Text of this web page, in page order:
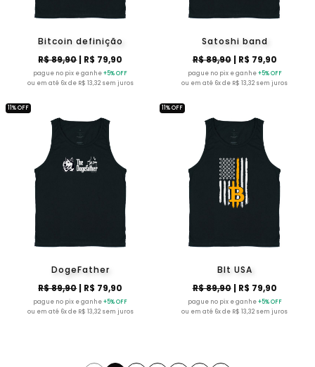
Bitcoin definição
R$ 89,90| R$ 79,90
pague no pix e ganhe+5% OFF
ou em até 6x de R$ 13,32 sem juros
Satoshi band
R$ 89,90| R$ 79,90
pague no pix e ganhe+5% OFF
ou em até 6x de R$ 13,32 sem juros
DogeFather
R$ 89,90| R$ 79,90
pague no pix e ganhe+5% OFF
ou em até 6x de R$ 13,32 sem juros
11% OFF
BIt USA
R$ 89,90| R$ 79,90
pague no pix e ganhe+5% OFF
ou em até 6x de R$ 13,32 sem juros
11% OFF